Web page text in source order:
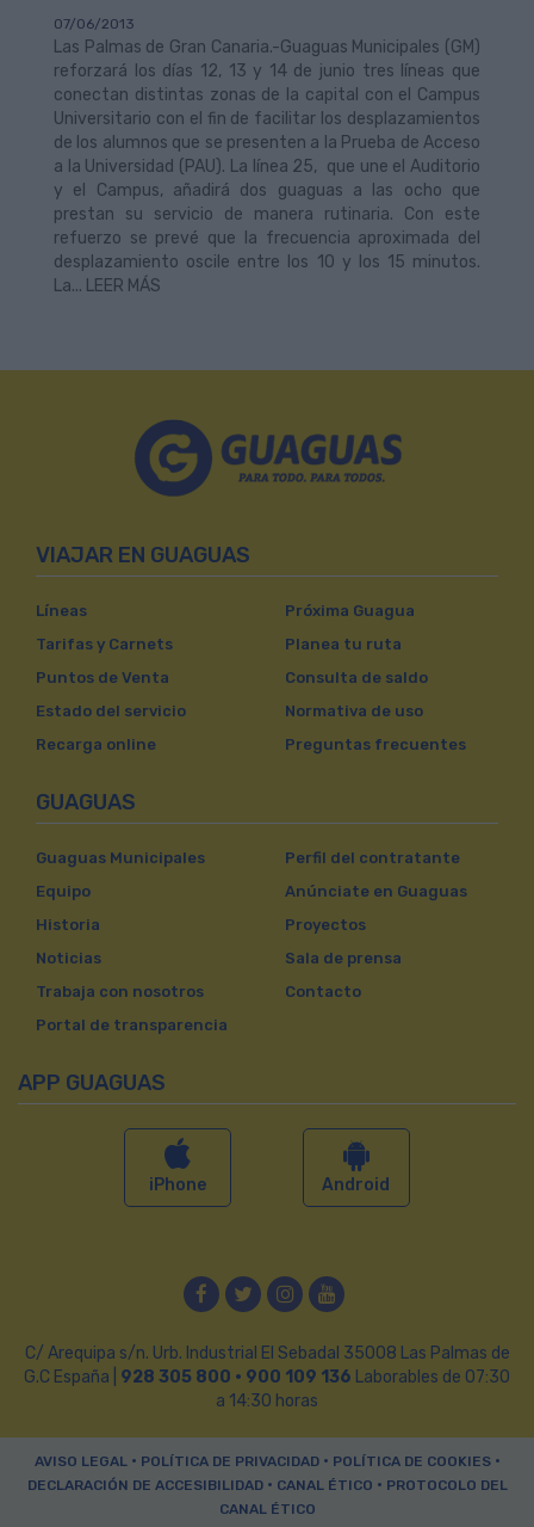
07/06/2013
Las Palmas de Gran Canaria.-Guaguas Municipales (GM)
reforzará los días 12, 13 y 14 de junio tres líneas que
conectan distintas zonas de la capital con el Campus
Universitario con el fin de facilitar los desplazamientos
de los alumnos que se presenten a la Prueba de Acceso
a la Universidad (PAU). La línea 25, que une el Auditorio
y el Campus, añadirá dos guaguas a las ocho que
prestan su servicio de manera rutinaria. Con este
refuerzo se prevé que la frecuencia aproximada del
desplazamiento oscile entre los 10 y los 15 minutos.
La... LEER MÁS
VIAJAR EN GUAGUAS
Líneas
Tarifas y Carnets
Puntos de Venta
Estado del servicio
Recarga online
Próxima Guagua
Planea tu ruta
Consulta de saldo
Normativa de uso
Preguntas frecuentes
GUAGUAS
Guaguas Municipales
Equipo
Historia
Noticias
Trabaja con nosotros
Portal de transparencia
Perfil del contratante
Anúnciate en Guaguas
Proyectos
Sala de prensa
Contacto
APP GUAGUAS
iPhone Android
FacebookTwitterInstagram
YouTube
C/ Arequipa s/n. Urb. Industrial El Sebadal 35008 Las Palmas de
G.C España | 928 305 800 · 900 109 136 Laborables de 07:30
a 14:30 horas
AVISO LEGAL• POLÍTICA DE PRIVACIDAD• POLÍTICA DE COOKIES•
DECLARACIÓN DE ACCESIBILIDAD• CANAL ÉTICO • PROTOCOLO DEL
CANAL ÉTICO